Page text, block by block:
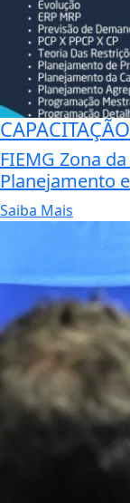
FIEMG Zona
Planejamento
Saiba Mais